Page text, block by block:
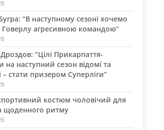
“В наступному сезоні хочемо
агресивною командою”
“Цілі Прикарпаття-
на наступний сезон відомі та
– стати призером Суперліги”
костюм чоловічий для
щоденного ритму